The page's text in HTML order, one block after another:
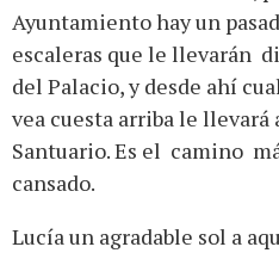
Ayuntamiento hay un
escaleras que le llevarán
del Palacio, y desde ahí
vea cuesta arriba le llevará
Santuario. Es el camino
cansado.
Lucía un agradable sol a